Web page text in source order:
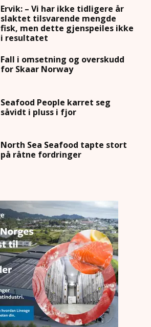
Ervik: – Vi har ikke tidligere år
slaktet tilsvarende mengde
fisk, men dette gjenspeiles ikke
i resultatet
Fall i omsetning og overskudd
for Skaar Norway
Seafood People karret seg
såvidt i pluss i fjor
North Sea Seafood tapte stort
på råtne fordringer